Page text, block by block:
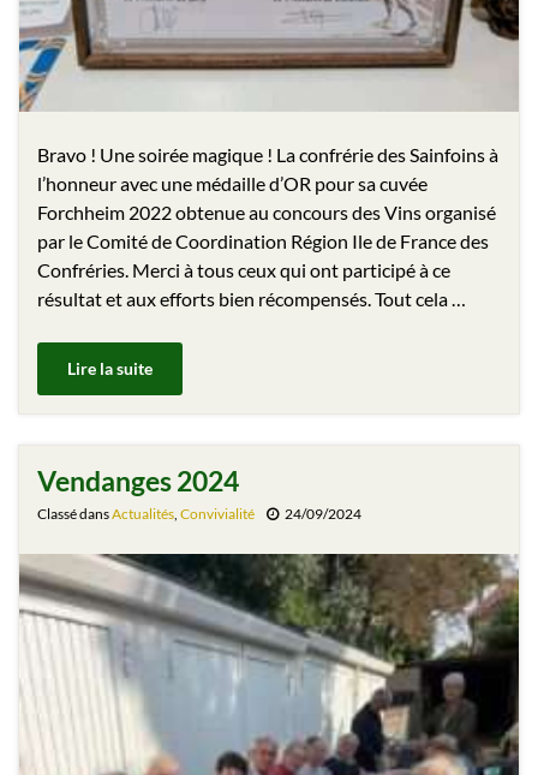
Bravo ! Une soirée magique ! La confrérie des Sainfoins à
l’honneur avec une médaille d’OR pour sa cuvée
Forchheim 2022 obtenue au concours des Vins organisé
par le Comité de Coordination Région Ile de France des
Confréries. Merci à tous ceux qui ont participé à ce
résultat et aux efforts bien récompensés. Tout cela …
Lire la suite
Vendanges 2024
Classé dansActualités Convivialité 24/09/2024